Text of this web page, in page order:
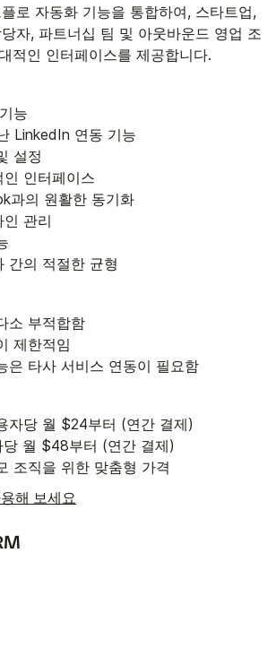
로 자동화 기능을 통합하여, 스타트업,
자, 파트너십 팀 및 아웃바운드 영업 조
적인 인터페이스를 제공합니다.
능
LinkedIn 연동 기능
설정
인 인터페이스
과의 원활한 동기화
관리
간의 적절한 균형
소 부적합함
제한적임
은 타사 서비스 연동이 필요함
자당 월 $24부터 (연간 결제)
당 월 $48부터 (연간 결제)
조직을 위한 맞춤형 가격
해 보세요